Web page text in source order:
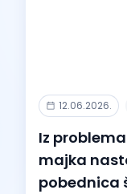
12.06.2026.
Iz
majka
pobednica